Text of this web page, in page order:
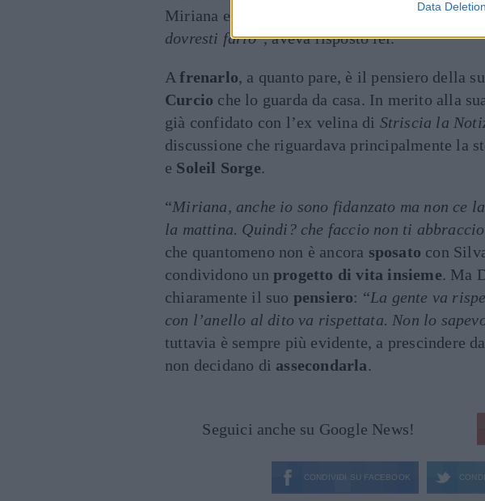
Data Deletion
Miriana e di aver avuto spesso voglia di
dovresti farlo“, aveva risposto lei.
Afrenarlo, a quanto pare, è il pensiero della
Curcio che lo guarda da casa. In merito alla
già confidato con l’ex velina di Striscia la
discussione che riguardava principalmente la
e Soleil Sorge.
“Miriana, anche io sono fidanzato ma non ce
la mattina. Quindi? che faccio non ti
che quantomeno non è ancora sposato con
condividono un progetto di vita insieme. Ma
chiaramente il suo pensiero: “La gente va
con l’anello al dito va rispettata. Non lo
tuttavia è sempre più evidente, a prescindere
non decidano di assecondarla.
Seguici anche su Google News!
CONDIVIDI SU FACEBOOK